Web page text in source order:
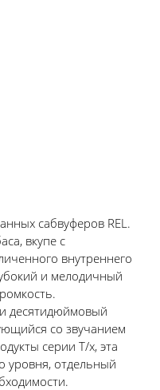
сабвуферов REL.
вкупе с
внутреннего
и мелодичный
десятидюймовый
со звучанием
серии T/x, эта
уровня, отдельный